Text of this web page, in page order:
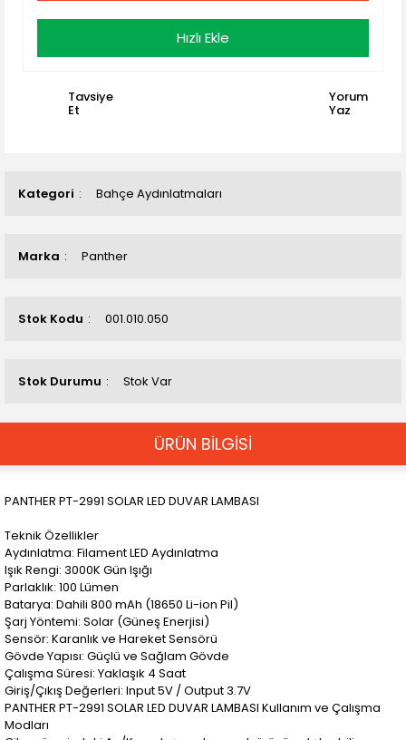
Kategori Bahçe Aydınlatmaları
Marka Panther
Stok Kodu 001.010.050
Stok Durumu Stok Var
Hızlı Ekle
Tavsiye
Et
Yorum
Yaz
ÜRÜN BİLGİSİ
PANTHER PT-2991 SOLAR LED DUVAR LAMBASI
Teknik Özellikler
Aydınlatma: Filament LED Aydınlatma
Işık Rengi: 3000K Gün Işığı
Parlaklık: 100 Lümen
Batarya: Dahili 800 mAh (18650 Li-ion Pil)
Şarj Yöntemi: Solar (Güneş Enerjisi)
Sensör: Karanlık ve Hareket Sensörü
Gövde Yapısı: Güçlü ve Sağlam Gövde
Çalışma Süresi: Yaklaşık 4 Saat
Giriş/Çıkış Değerleri: Input 5V / Output 3.7V
PANTHER PT-2991 SOLAR LED DUVAR LAMBASI Kullanım ve Çalışma
Modları